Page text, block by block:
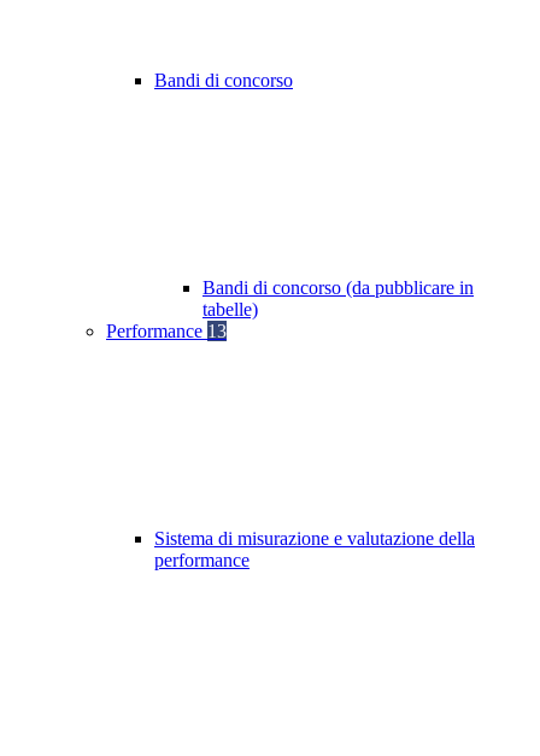
Bandi di concorso
Bandi di concorso (da pubblicare in
tabelle)
Performance 13
Sistema di misurazione e valutazione della
performance